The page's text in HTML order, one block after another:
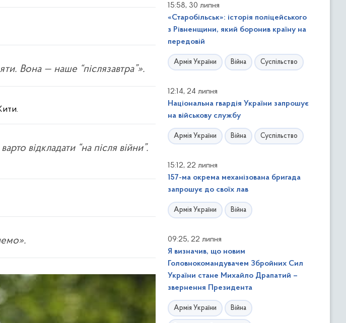
Вона — наше “післязавтра”».
відкладати “на після війни”.
15:58, 30 липня
«Старобільськ»: історія поліцейського
з Рівненщини, який боронив країну на
передовій
Армія України Війна Суспільство
12:14, 24 липня
Національна гвардія України запрошує
на військову службу
Армія України Війна Суспільство
15:12, 22 липня
157-ма окрема механізована бригада
запрошує до своїх лав
Армія України Війна
09:25, 22 липня
Я визначив, що новим
Головнокомандувачем Збройних Сил
України стане Михайло Драпатий –
звернення Президента
Армія України Війна